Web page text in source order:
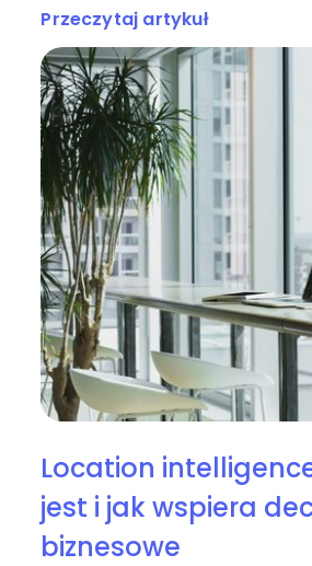
Przeczytaj artykuł
Location
jest i jak wspiera
biznesowe